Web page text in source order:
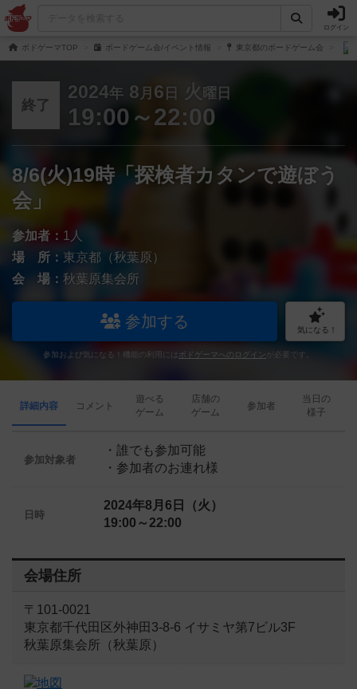
ログイン
ボドゲーマTOP ボードゲーム会/イベント情報 東京都のボードゲーム会
終了
2024年 8 月 6 日 火 曜日
19:00～22:00
8/6(火)19時「探検者カタンで遊ぼう
会」
参加者： 1人
場 所： 東京都（秋葉原）
会 場： 秋葉原集会所
参加する 気になる！
参加および気になる！機能の利用には ボドゲーマへのログイン が必要です。
詳細内容 コメント
遊べる
ゲーム
店舗の
ゲーム
参加者
当日の
様子
参加対象者
・誰でも参加可能
・参加者のお連れ様
日時
2024年8月6日（火）
19:00～22:00
会場住所
〒101-0021
東京都千代田区外神田3-8-6 イサミヤ第7ビル3F
秋葉原集会所（秋葉原）